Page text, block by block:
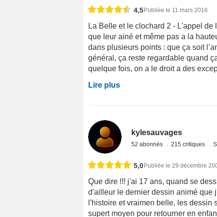
4,5Publiée le 11 mars 2016
La Belle et le clochard 2 - L'appel
que leur ainé et même pas a la
dans plusieurs points : que ça soit
général, ça reste regardable quand
quelque fois, on a le droit a des
Lire plus
kylesauvages
52 abonnés 215 critiques
5,0Publiée le 29 décembre
Que dire !!! j'ai 17 ans, quand se
d'ailleur le dernier dessin animé que
l'histoire et vraimen belle, les
supert moyen pour retourner en